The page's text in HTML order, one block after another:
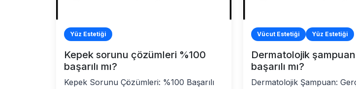
Yüz Estetiği
Kepek sorunu çözümleri %100
başarılı mı?
Kepek Sorunu Çözümleri: %100 Başarılı
Vücut Estetiği Yüz Estetiği
Dermatolojik
başarılı mı?
Dermatolojik Şampuan: